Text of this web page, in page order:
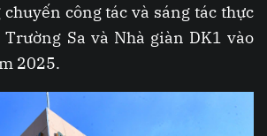
công tác và sáng tác thực
Sa và Nhà giàn DK1 vào
2025.